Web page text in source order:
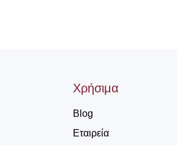
Χρήσιμα
Blog
Εταιρεία